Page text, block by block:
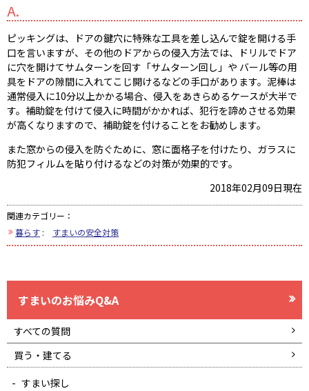
A.
ピッキングは、ドアの鍵穴に特殊な工具を差し込んで錠を開ける手
口を言いますが、その他のドアからの侵入方法では、ドリルでドア
に穴を開けてサムターンを回す「サムターン回し」や バール等の用
具をドアの隙間に入れてこじ開けるなどの手口があります。泥棒は
通常侵入に10分以上かかる場合、侵入をあきらめるケースが大半で
す。補助錠を付けて侵入に時間がかかれば、犯行を諦めさせる効果
が高くなりますので、補助錠を付けることをお勧めします。
また窓からの侵入を防ぐために、窓に面格子を付けたり、ガラスに
防犯フィルムを貼り付けるなどの対策が効果的です。
2018年02月09日現在
関連カテゴリー：
暮らす : すまいの安全対策
すまいのお悩みQ&A
すべての質問
買う・建てる
すまい探し